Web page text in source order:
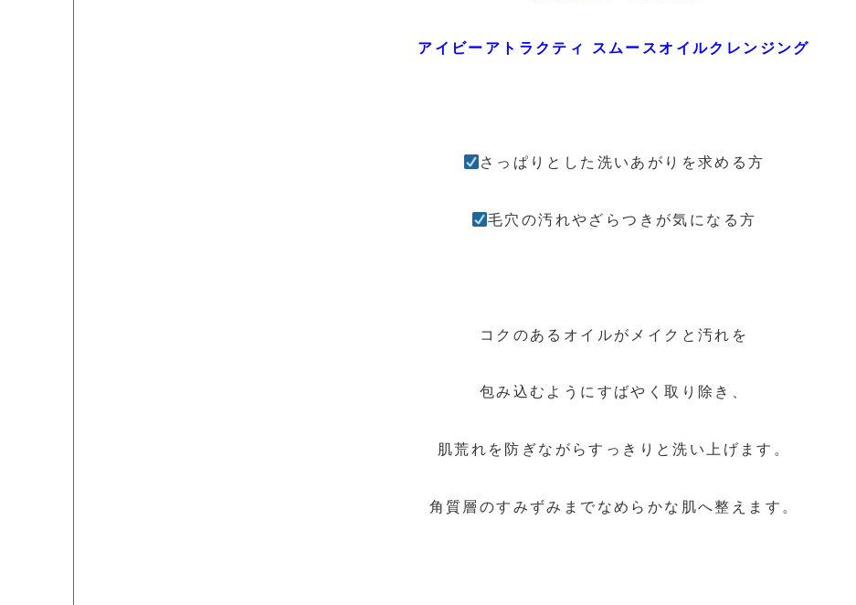
アイビーアトラクティ スムースオイルクレンジング
さっぱりとした洗いあがりを求める方
毛穴の汚れやざらつきが気になる方
コクのあるオイルがメイクと汚れを
包み込むようにすばやく取り除き、
肌荒れを防ぎながらすっきりと洗い上げます。
角質層のすみずみまでなめらかな肌へ整えます。